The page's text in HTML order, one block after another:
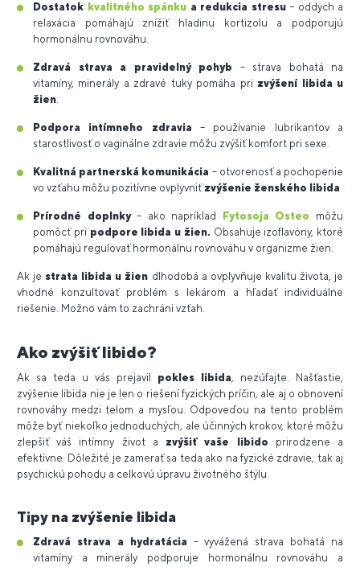
Dostatok kvalitného spánku a redukcia stresu– oddych a
relaxácia pomáhajú znížiť hladinu kortizolu a podporujú
hormonálnu rovnováhu.
Zdravá strava a pravidelný pohyb – strava bohatá na
vitamíny, minerály a zdravé tuky pomáha pri zvýšení libida u
žien.
Podpora intímneho zdravia – používanie lubrikantov a
starostlivosť o vaginálne zdravie môžu zvýšiť komfort pri sexe.
Kvalitná partnerská komunikácia – otvorenosť a pochopenie
vo vzťahu môžu pozitívne ovplyvniť zvýšenie ženského libida.
Prírodné doplnky– ako napríklad Fytosoja Osteo môžu
pomôcť pri podpore libida u žien. Obsahuje izoflavóny, ktoré
pomáhajú regulovať hormonálnu rovnováhu v organizme žien.
Ak je strata libida u žien dlhodobá a ovplyvňuje kvalitu života, je
vhodné konzultovať problém s lekárom a hľadať individuálne
riešenie. Možno vám to zachráni vzťah.
Ako zvýšiť libido?
Ak sa teda u vás prejavil pokles libida, nezúfajte. Našťastie,
zvýšenie libida nie je len o riešení fyzických príčin, ale aj o obnovení
rovnováhy medzi telom a mysľou. Odpoveďou na tento problém
môže byť niekoľko jednoduchých, ale účinných krokov, ktoré môžu
zlepšiť váš intímny život a zvýšiť vaše libido prirodzene a
efektívne. Dôležité je zamerať sa teda ako na fyzické zdravie, tak aj
psychickú pohodu a celkovú úpravu životného štýlu.
Tipy na zvýšenie libida
Zdravá strava a hydratácia – vyvážená strava bohatá na
vitamíny a minerály podporuje hormonálnu rovnováhu a